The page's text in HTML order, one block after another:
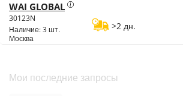
WAI GLOBAL
30123N
Наличие: 3 шт.
Москва
>2 дн.
Мои последние запросы